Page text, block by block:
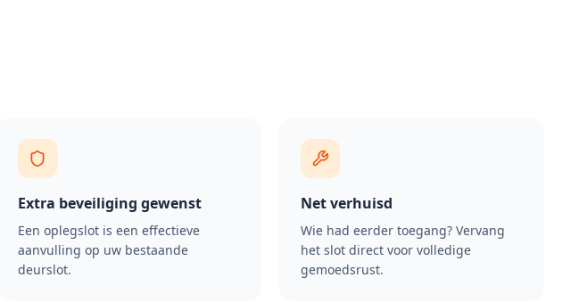
Extra beveiliging gewenst
Een oplegslot is een effectieve
aanvulling op uw bestaande
deurslot.
Net verhuisd
Wie had eerder toegang? Vervang
het slot direct voor volledige
gemoedsrust.